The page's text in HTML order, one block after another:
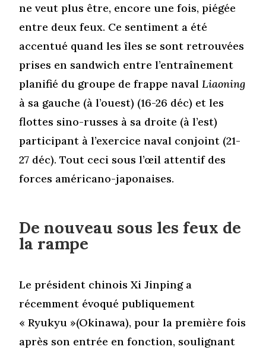
ne veut plus être, encore une fois, piégée
entre deux feux. Ce sentiment a été
accentué quand les îles se sont retrouvées
prises en sandwich entre l’entraînement
planifié du groupe de frappe navalLiaoning
à sa gauche (à l’ouest) (16-26 déc) et les
flottes sino-russes à sa droite (à l’est)
participant à l’exercice naval conjoint (21-
27 déc). Tout ceci sous l’œil attentif des
forces américano-japonaises.
De nouveau sous les feux de
la rampe
Le président chinois Xi Jinping a
récemment évoqué publiquement
« Ryukyu »(Okinawa), pour la première fois
après son entrée en fonction, soulignant